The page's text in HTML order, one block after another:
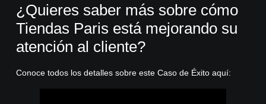
¿Quieres saber más sobre cómo
Tiendas Paris está mejorando su
atención al cliente?
Conoce todos los detalles sobre este Caso de Éxito aquí: